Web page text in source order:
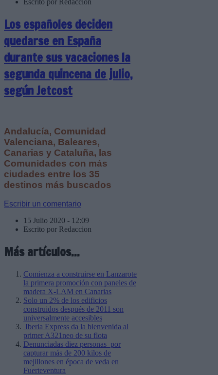
Los españoles deciden
quedarse en España
durante sus vacaciones la
segunda quincena de julio,
según Jetcost
Andalucía, Comunidad
Valenciana, Baleares,
Canarias y Cataluña, las
Comunidades con más
ciudades entre los 35
destinos más buscados
Escribir un comentario
15 Julio 2020 - 12:09
Escrito por Redaccion
Más artículos...
Comienza a construirse en Lanzarote
la primera promoción con paneles de
madera X-LAM en Canarias
Solo un 2% de los edificios
construidos después de 2011 son
universalmente accesibles
Iberia Express da la bienvenida al
primer A321neo de su flota
Denunciadas diez personas por
capturar más de 200 kilos de
mejillones en época de veda en
Fuerteventura